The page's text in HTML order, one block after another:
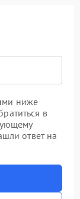
ниже
в
ответ на